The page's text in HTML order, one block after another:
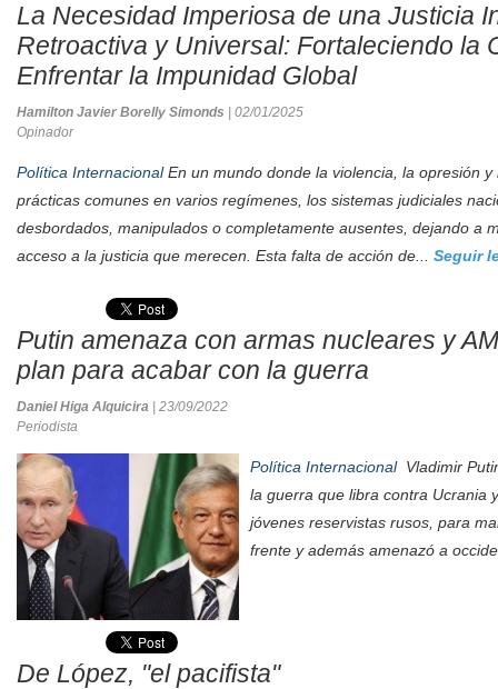
La Necesidad Imperiosa de una Justicia
Retroactiva y Universal: Fortaleciendo la
Enfrentar la Impunidad Global
Hamilton Javier Borelly Simonds
| 02/01/2025
Opinador
Política InternacionalEn un mundo donde la violencia, la opresión y
prácticas comunes en varios regímenes, los sistemas judiciales
desbordados, manipulados o completamente ausentes, dejando a
acceso a la justicia que merecen. Esta falta de acción de... Seguir
Putin amenaza con armas nucleares y
plan para acabar con la guerra
Daniel Higa Alquicira
| 23/09/2022
Periodista
Política InternacionalVladimir
la guerra que libra contra Ucrania
jóvenes reservistas rusos, para
frente y además amenazó a
De López, "el pacifista"